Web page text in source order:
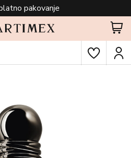
pakovanje